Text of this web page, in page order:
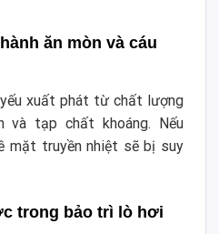
ăn mòn và cáu
xuất phát từ chất lượng
và tạp chất khoáng. Nếu
mặt truyền nhiệt sẽ bị suy
trong bảo trì lò hơi